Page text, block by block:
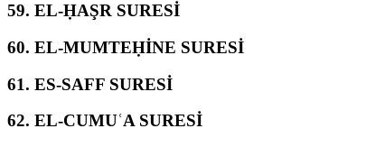
59. EL-ḤAŞR SURESİ
60. EL-MUMTEḤİNE SURESİ
61. ES-SAFF SURESİ
62. EL-CUMUʿA SURESİ